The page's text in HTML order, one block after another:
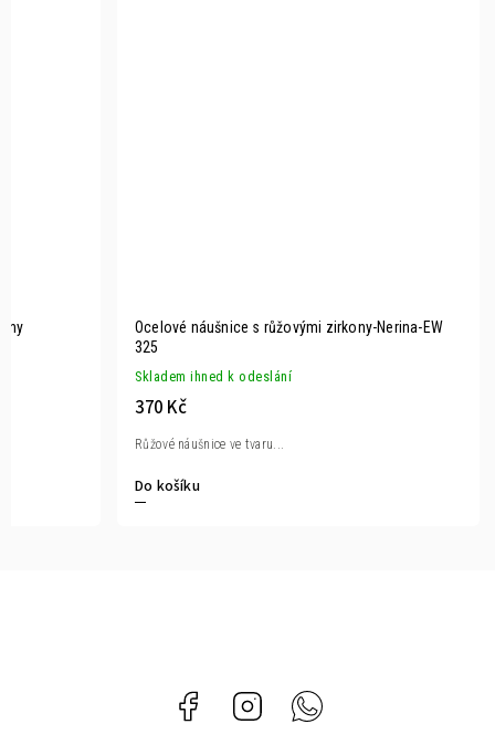
Ocelové náušnice s růžovými zirkony-Nerina-EW
325
Skladem ihned k odeslání
370 Kč
Do košíku
Růžové náušnice ve tvaru...
Facebook Instagram